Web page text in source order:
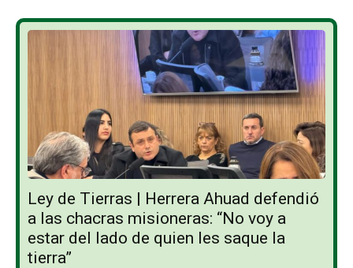
Ley de Tierras | Herrera Ahuad defendió
a las chacras misioneras: “No voy a
estar del lado de quien les saque la
tierra”